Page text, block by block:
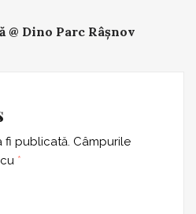
Dino Parc Râșnov
fi publicată. Câmpurile
*